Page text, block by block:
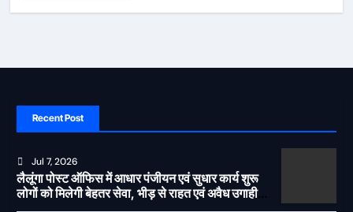
Recent Post
Jul 7, 2026
लैलूंगा पोस्ट ऑफिस में आधार पंजीयन एवं सुधार कार्य शुरू
लोगों को मिलेगी बेहतर सेवा, भीड़ से राहत एवं अवैध उगाही
पर लगेगी रोक